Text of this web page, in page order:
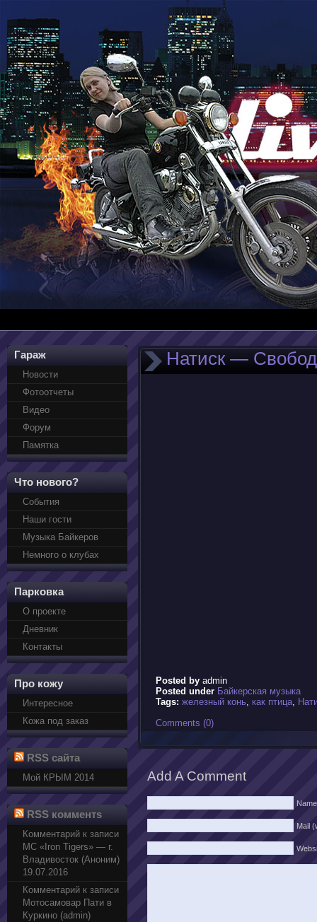
Гараж
Новости
Фотоотчеты
Видео
Форум
Памятка
Что нового?
События
Наши гости
Музыка Байкеров
Немного о клубах
Парковка
О проекте
Дневник
Контакты
Про кожу
Интересное
Кожа под заказ
RSS сайта
Мой КРЫМ 2014
RSS комментs
Комментарий к записи
МС «Iron Tigers» — г.
Владивосток (Аноним)
19.07.2016
Комментарий к записи
Мотосамовар Пати в
Куркино (admin)
Натиск —
Posted by admin
Posted under Байкерская музыка
Tags: железный конь, как птица,
Comments (0)
Add A Comment
Name
Mail